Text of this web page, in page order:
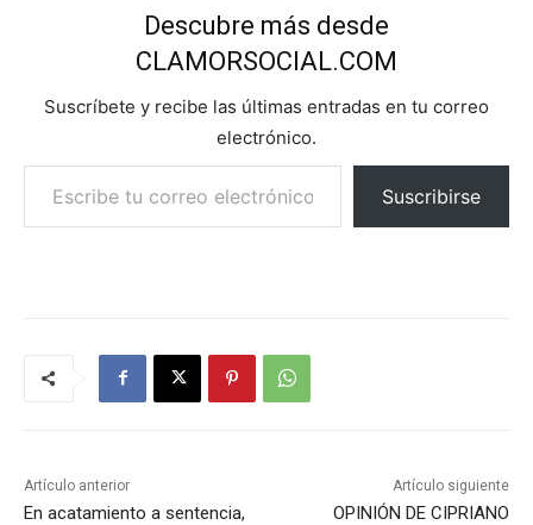
Descubre más desde
CLAMORSOCIAL.COM
Suscríbete y recibe las últimas entradas en tu correo
electrónico.
Escribe tu correo electrónico…
Suscribirse
Artículo anterior
En acatamiento a sentencia,
Artículo siguiente
OPINIÓN DE CIPRIANO